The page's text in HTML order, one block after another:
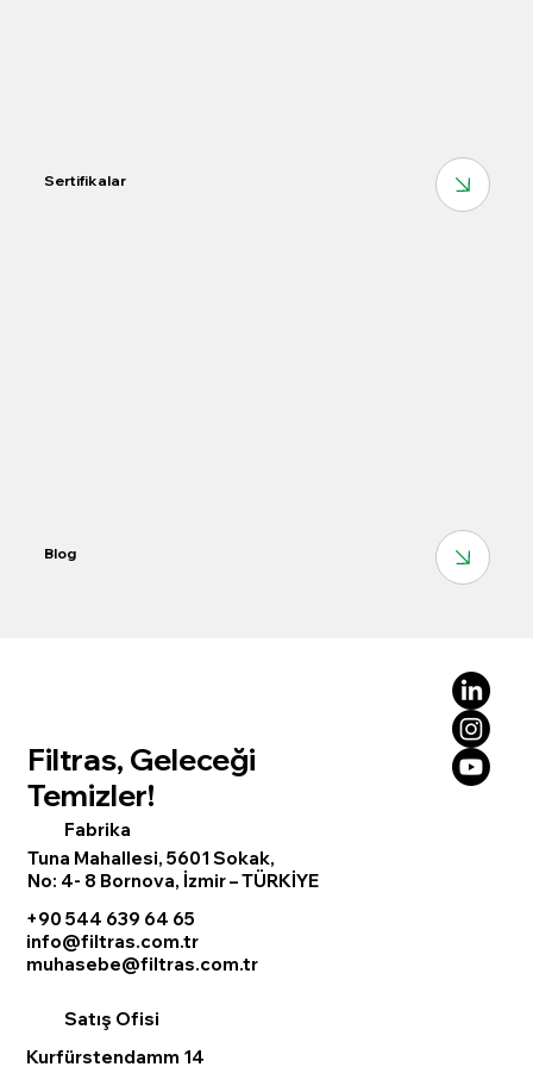
Sertifikalar
Blog
Filtras, Geleceği
Temizler!
Tuna Mahallesi, 5601 Sokak,
No: 4- 8 Bornova, İzmir – TÜRKİYE
+90 544 639 64 65
info@filtras.com.tr
muhasebe@filtras.com.tr
Kurfürstendamm 14
Satış Ofisi
Fabrika